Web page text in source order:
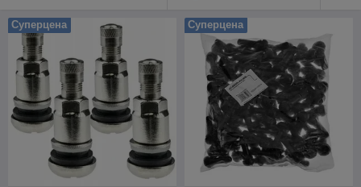
Суперцена Суперцена